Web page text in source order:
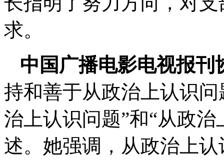
求。
中国广播电影电视报
持和善于从政治上认识
治上认识问题”和“从政
述。她强调，从政治上